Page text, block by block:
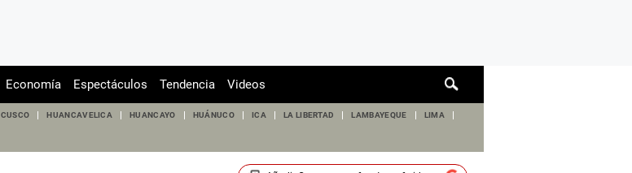
de
Economía Espectáculos Tendencia Videos
CUSCO HUANCAVELICA HUANCAYO HUÁNUCO ICA LA LIBERTAD LAMBAYEQUE LIMA